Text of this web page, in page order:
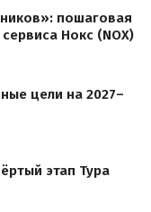
пошаговая
Нокс (NOX)
цели на 2027–
этап Тура